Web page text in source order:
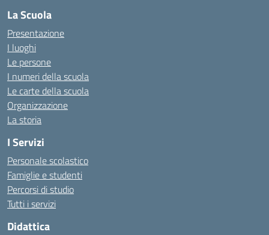
La Scuola
Presentazione
I luoghi
Le persone
I numeri della scuola
Le carte della scuola
Organizzazione
La storia
I Servizi
Personale scolastico
Famiglie e studenti
Percorsi di studio
Tutti i servizi
Didattica